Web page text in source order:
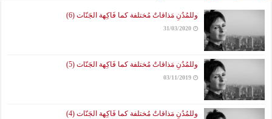
وللمُدُنِ مَذاقاتٌ مُختلفة كما فَاكِهة الجَنّات (6)
31/03/2020
وللمُدُنِ مَذاقاتٌ مُختلفة كما فَاكِهة الجَنّات (5)
03/11/2019
وللمُدُنِ مَذاقاتٌ مُختلفة كما فَاكِهة الجَنّات (4)